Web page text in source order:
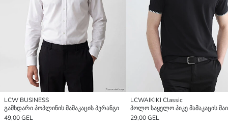
LCW BUSINESS
გამხდარი პოპლინის მამაკაცის პერანგი
49,00 GEL
LCWAIKIKI Classic
პოლო საყელო პიკე მამაკაცის
29,00 GEL